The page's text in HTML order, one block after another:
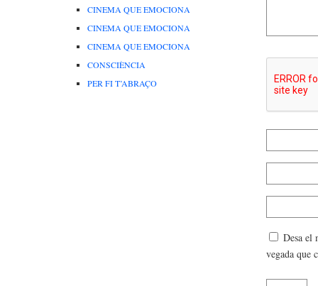
Desa el
vegada que
CINEMA QUE EMOCIONA
CINEMA QUE EMOCIONA
CINEMA QUE EMOCIONA
CONSCIÈNCIA
PER FI T’ABRAÇO